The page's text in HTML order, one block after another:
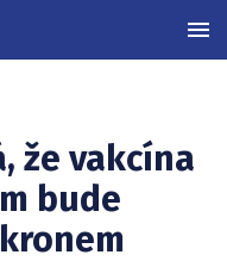
že vakcína
bude